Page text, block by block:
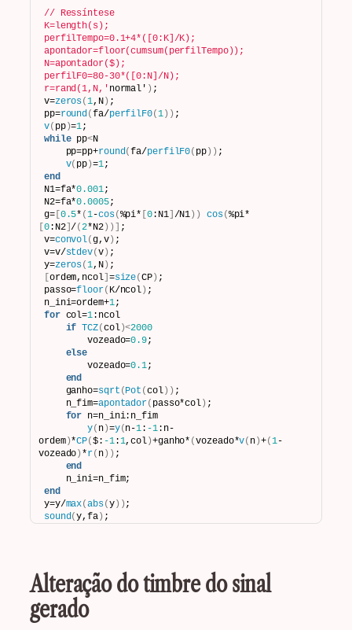
// Ressíntese
K=length(s);
perfilTempo=0.1+4*([0:K]/K);
apontador=floor(cumsum(perfilTempo));
N=apontador($);
perfilF0=80-30*([0:N]/N);
r=rand(1,N,' normal' ) ;
v=zeros(1,N) ;
pp=round(fa/perfilF0(1)) ;
v( pp)=1;
while pp<N
    pp=pp+
round(fa/perfilF0( pp)) ;
v( pp )=1;
end
N1=fa*0.001;
N2=fa*0.0005;
g=[ 0.5* (1-cos(%pi* [0:N1] /N1 )) cos(%pi*
0:N2]/ (2*N2))]
;
v=convol(g,v) ;
v=v/stdev(v) ;
y=zeros(1,N) ;
ordem,ncol] =size(CP) ;
passo=floor( K/ncol ) ;
n_ini=ordem+1;
for col=1:ncol
if TCZ(col)<2000
        vozeado=
0.9;
else
        vozeado=
0.1;
end
    ganho=
sqrt (Pot (col)) ;
    n_fim=
apontador( passo*col ) ;
for n=n_ini:n_fim
y( n)=y(n-1: -1:n-
ordem)*CP($: -1:1,col )+ganho* (vozeado*v( n )+(1-
vozeado ) *r( n)) ;
end
    n_ini=n_fim;
end
y=y/max(abs(y)) ;
sound(y,fa) ;
Alteração do timbre do sinal
gerado